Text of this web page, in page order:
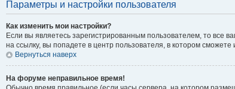
Параметры и настройки пользователя
Как изменить мои настройки?
Если вы являетесь зарегистрированным пользователем, то все
на ссылку, вы попадете в центр пользователя, в котором сможете
Вернуться наверх
На форуме неправильное время!